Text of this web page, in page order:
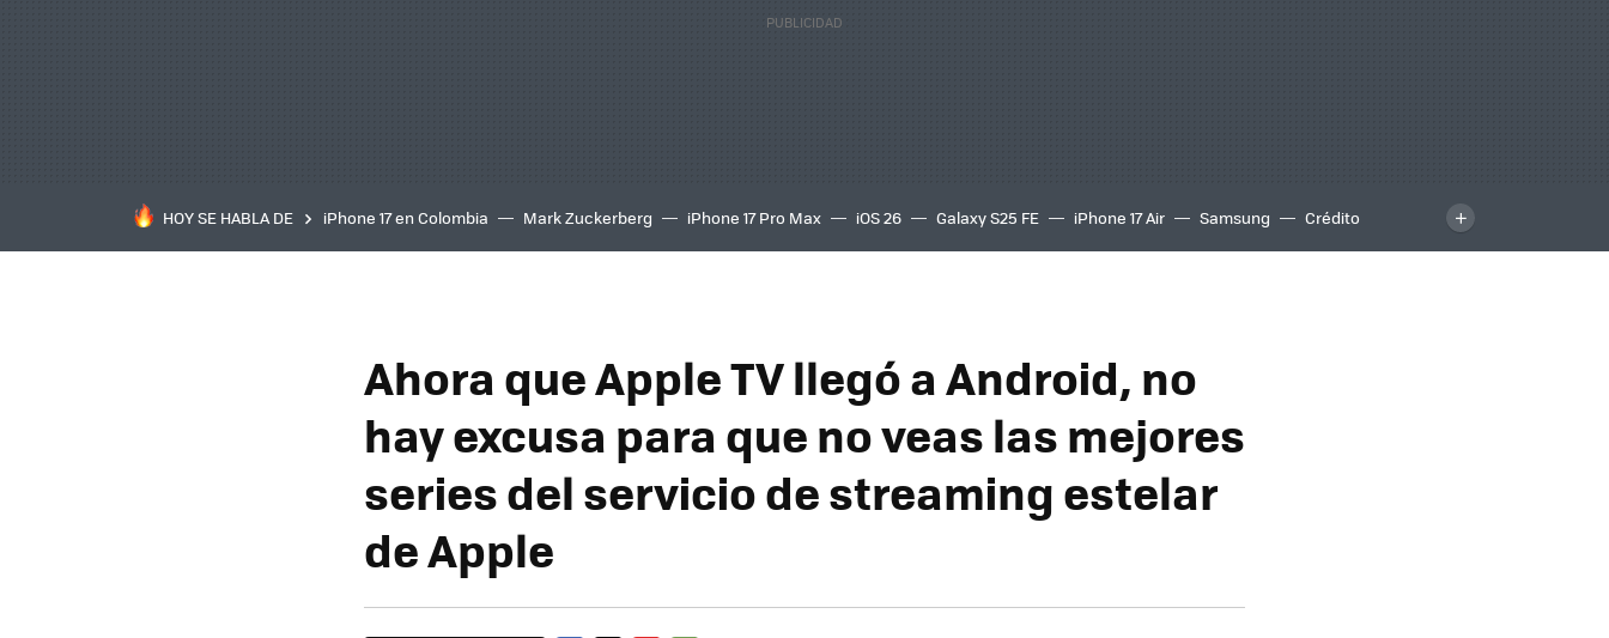
HOY SE HABLA DE iPhone 17 en Colombia Mark Zuckerberg iPhone 17 Pro Max iOS 26 Galaxy S25 FE iPhone 17 Air Samsung
Crédito
inteligente
IA TCL C8K
Ahora que Apple TV llegó a Android, no
hay excusa para que no veas las mejores
series del servicio de streaming estelar
de Apple